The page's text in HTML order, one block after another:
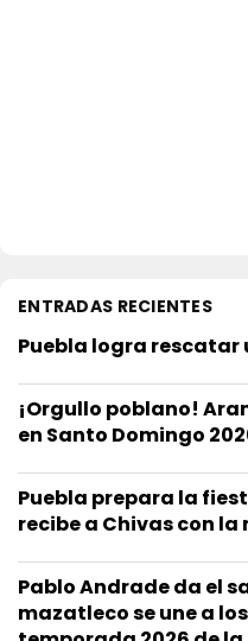
ENTRADAS RECIENTES
Puebla logra rescatar
¡Orgullo poblano!
en Santo Domingo
Puebla prepara la
recibe a Chivas con la
Pablo Andrade da el
mazatleco se une a